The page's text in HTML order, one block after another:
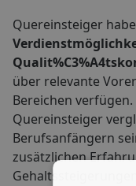
Quereinsteiger
über relevante
Bereichen
Quereinsteiger
Berufsanfängern
zusätzlichen